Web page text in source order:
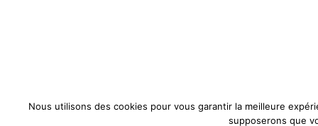
Nous utilisons des cookies pour vous garantir la meilleure
supposerons que